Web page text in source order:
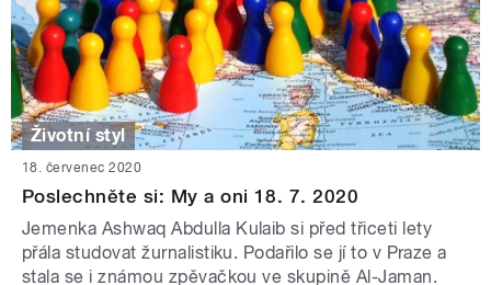
Životní styl
18. červenec 2020
Poslechněte si: My a oni 18. 7. 2020
Jemenka Ashwaq Abdulla Kulaib si před třiceti lety
přála studovat žurnalistiku. Podařilo se jí to v Praze a
stala se i známou zpěvačkou ve skupině Al-Jaman.